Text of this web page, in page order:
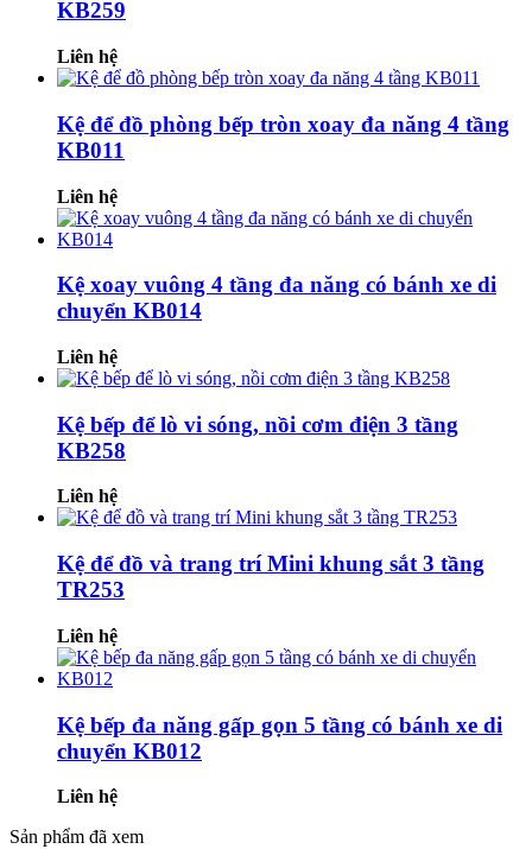
KB259
Liên hệ
Kệ để đồ phòng bếp tròn xoay đa năng 4 tầng
KB011
Liên hệ
Kệ xoay vuông 4 tầng đa năng có bánh xe di
chuyển KB014
Liên hệ
Kệ bếp để lò vi sóng, nồi cơm điện 3 tầng
KB258
Liên hệ
Kệ để đồ và trang trí Mini khung sắt 3 tầng
TR253
Liên hệ
Kệ bếp đa năng gấp gọn 5 tầng có bánh xe di
chuyển KB012
Liên hệ
Sản phẩm đã xem